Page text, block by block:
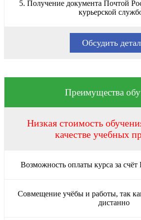
5. Получение документа Почтой
курьерской
Обсудить
Преимущества
Низкая стоимость
качестве учебных
Возможность оплаты курса за
Совмещение учёбы и работы, так
дистанно